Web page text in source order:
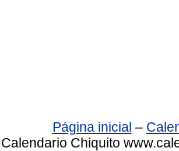
Página inicial –
Calendario Chiquito